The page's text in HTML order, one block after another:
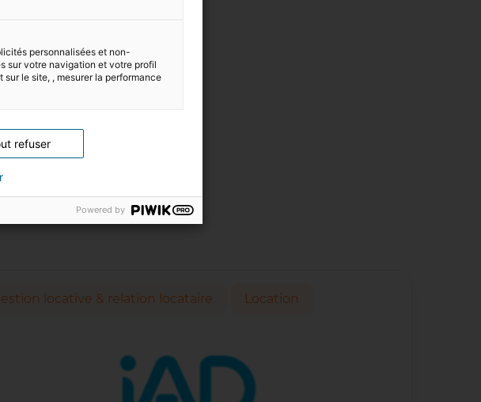
locative & relation locataire Location
personnalisées et non-
sur votre navigation et votre profil
le site, , mesurer la performance
refuser
Powered by